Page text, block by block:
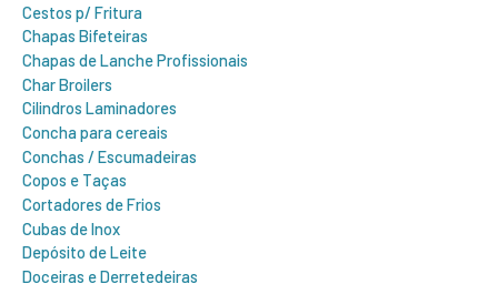
Cestos p/ Fritura
Chapas Bifeteiras
Chapas de Lanche Profissionais
Char Broilers
Cilindros Laminadores
Concha para cereais
Conchas / Escumadeiras
Copos e Taças
Cortadores de Frios
Cubas de Inox
Depósito de Leite
Doceiras e Derretedeiras